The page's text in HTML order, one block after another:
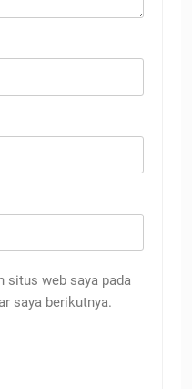
situs web saya pada
saya berikutnya.